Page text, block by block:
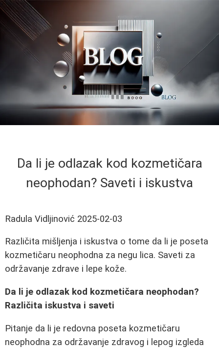
Da li je odlazak kod kozmetičara
neophodan? Saveti i iskustva
Radula Vidljinović 2025-02-03
Različita mišljenja i iskustva o tome da li je poseta
kozmetičaru neophodna za negu lica. Saveti za
održavanje zdrave i lepe kože.
Da li je odlazak kod kozmetičara neophodan?
Različita iskustva i saveti
Pitanje da li je redovna poseta kozmetičaru
neophodna za održavanje zdravog i lepog izgleda